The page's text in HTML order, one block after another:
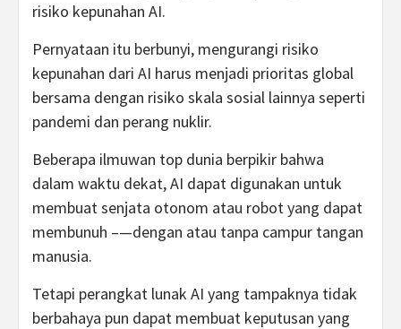
risiko kepunahan AI.
Pernyataan itu berbunyi, mengurangi risiko
kepunahan dari AI harus menjadi prioritas global
bersama dengan risiko skala sosial lainnya seperti
pandemi dan perang nuklir.
Beberapa ilmuwan top dunia berpikir bahwa
dalam waktu dekat, AI dapat digunakan untuk
membuat senjata otonom atau robot yang dapat
membunuh –—dengan atau tanpa campur tangan
manusia.
Tetapi perangkat lunak AI yang tampaknya tidak
berbahaya pun dapat membuat keputusan yang